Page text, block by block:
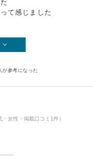
て感じました
が参考になった
女性・掲載口コミ1件）